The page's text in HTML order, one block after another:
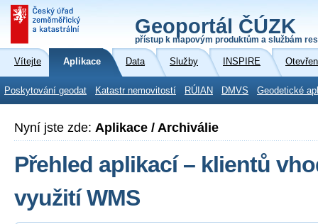
Geoportál ČÚZK
přístup k mapovým produktům a službám
Vítejte Aplikace Data Služby INSPIRE
Poskytování geodat Katastr nemovitostí RÚIAN DMVS Geodetické
Nyní jste zde: Aplikace / Archiválie
Přehled aplikací – klientů
využití WMS